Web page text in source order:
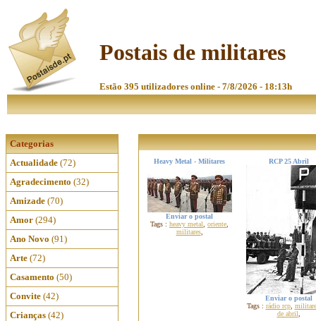
Postais de militares
Estão 395 utilizadores online - 7/8/2026 - 18:13h
Categorias
Actualidade (72)
Agradecimento (32)
Amizade (70)
Amor (294)
Ano Novo (91)
Arte (72)
Casamento (50)
Convite (42)
Crianças (42)
Heavy Metal - Militares
Enviar o postal
Tags : heavy metal oriente
militares,
RCP 25 Abril
Enviar o postal
Tags : rádio rcp,
de abril